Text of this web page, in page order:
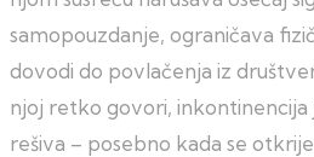
samopouzdanje, ograničava
dovodi do povlačenja iz
njoj retko govori, inkontinencija
rešiva – posebno kada se